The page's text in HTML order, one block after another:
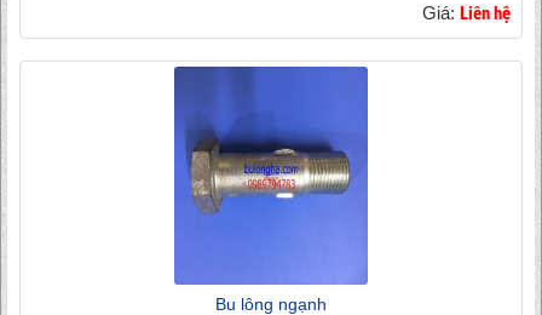
Giá: Liên hệ
Bu lông ngạnh